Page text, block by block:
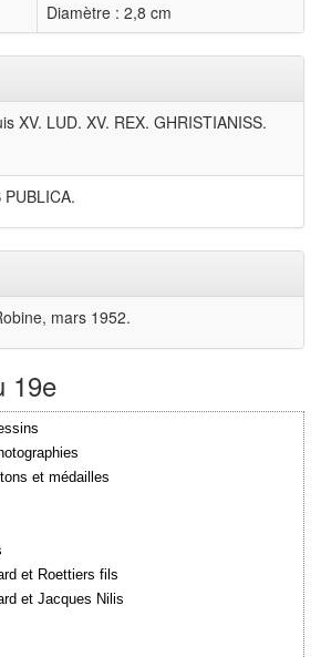
Diamètre : 2,8 cm
XV. LUD. XV. REX. GHRISTIANISS.
PUBLICA.
mars 1952.
19e
et médailles
et Roettiers fils
et Jacques Nilis